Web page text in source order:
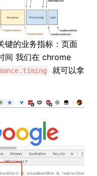
键的业务指标：页面
间 我们在 chrome
就可以拿